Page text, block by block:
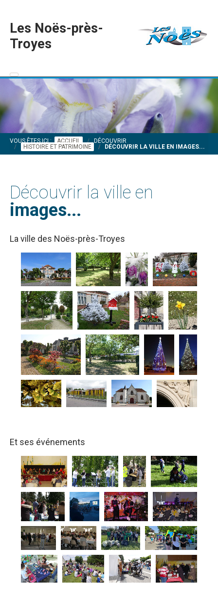
Les Noës-près-
Troyes
VOUS ÊTES ICI : ACCUEIL
DÉCOUVRIR
HISTOIRE ET PATRIMOINE
DÉCOUVRIR LA VILLE EN IMAGES...
Découvrir la ville en
images...
La ville des Noës-près-Troyes
Et ses événements